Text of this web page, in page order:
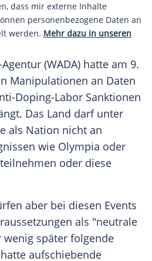
dass mir externe Inhalte
personenbezogene Daten an
werden. Mehr dazu in unseren
(WADA) hatte am 9.
Manipulationen an Daten
Doping-Labor Sanktionen
Das Land darf unter
als Nation nicht an
wie Olympia oder
oder diese
aber bei diesen Events
als "neutrale
später folgende
hatte aufschiebende